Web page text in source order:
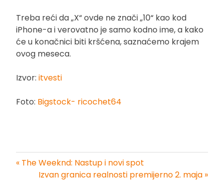
Treba reći da „X“ ovde ne znači „10“ kao kod
iPhone-a i verovatno je samo kodno ime, a kako
će u konačnici biti kršćena, saznaćemo krajem
ovog meseca.
Izvor: itvesti
Foto: Bigstock- ricochet64
Kretanje
« The Weeknd: Nastup i novi spot
Izvan granica realnosti premijerno 2. maja »